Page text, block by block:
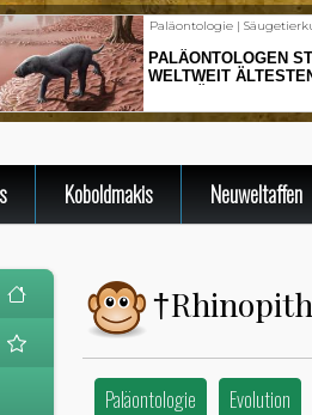
Paläontologie | Säugetierkunde |17.12.2024
PALÄONTOLOGEN STELLEN DEN
WELTWEIT ÄLTESTEN VORFAHREN
SÄUGETIERE VOR
Koboldmakis Neuweltaffen
†
Paläontologie Evolution